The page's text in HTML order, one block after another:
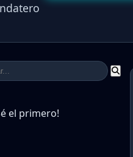
el primero!